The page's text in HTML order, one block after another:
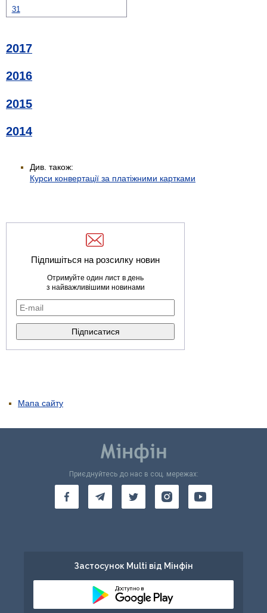
31
2017
2016
2015
2014
Див. також:
Курси конвертації за платіжними картками
Підпишіться на розсилку новин
Отримуйте один лист в день
з найважливішими новинами
Мапа сайту
Приєднуйтесь до нас в соц. мережах:
Застосунок Multi від Мінфін
Доступно в